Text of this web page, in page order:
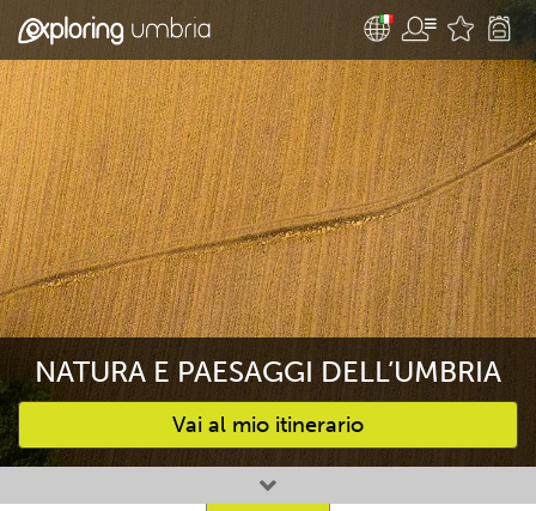
NATURA E PAESAGGI DELL’UMBRIA
Vai al mio itinerario
Attività preferite